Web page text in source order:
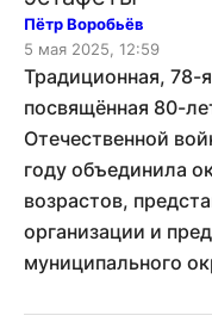
Пётр Воробьёв
5 мая 2025, 12:59
Традиционная, 78-
посвящённая 80-
Отечественной
году объединила
возрастов,
организации и
муниципального